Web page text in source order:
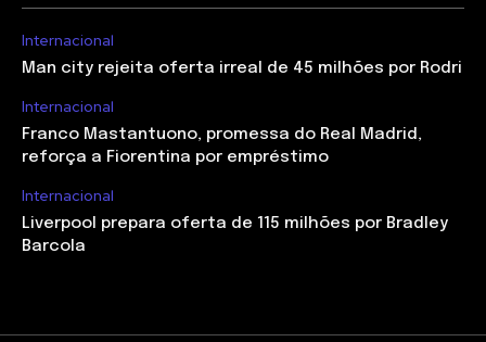
Internacional
Man city rejeita oferta irreal de 45 milhões por Rodri
Internacional
Franco Mastantuono, promessa do Real Madrid,
reforça a Fiorentina por empréstimo
Internacional
Liverpool prepara oferta de 115 milhões por Bradley
Barcola